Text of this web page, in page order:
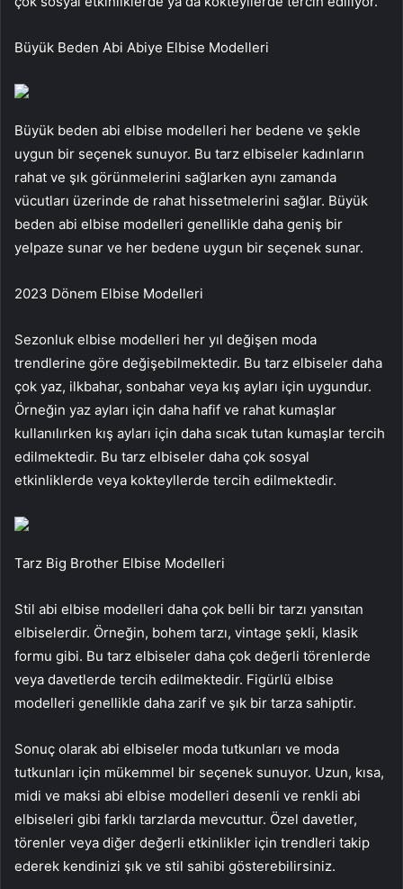
Büyük Beden Abi Abiye Elbise Modelleri
Büyük beden abi elbise modelleri her bedene ve şekle
uygun bir seçenek sunuyor. Bu tarz elbiseler kadınların
rahat ve şık görünmelerini sağlarken aynı zamanda
vücutları üzerinde de rahat hissetmelerini sağlar. Büyük
beden abi elbise modelleri genellikle daha geniş bir
yelpaze sunar ve her bedene uygun bir seçenek sunar.
2023 Dönem Elbise Modelleri
Sezonluk elbise modelleri her yıl değişen moda
trendlerine göre değişebilmektedir. Bu tarz elbiseler daha
çok yaz, ilkbahar, sonbahar veya kış ayları için uygundur.
Örneğin yaz ayları için daha hafif ve rahat kumaşlar
kullanılırken kış ayları için daha sıcak tutan kumaşlar tercih
edilmektedir. Bu tarz elbiseler daha çok sosyal
etkinliklerde veya kokteyllerde tercih edilmektedir.
Tarz Big Brother Elbise Modelleri
Stil abi elbise modelleri daha çok belli bir tarzı yansıtan
elbiselerdir. Örneğin, bohem tarzı, vintage şekli, klasik
formu gibi. Bu tarz elbiseler daha çok değerli törenlerde
veya davetlerde tercih edilmektedir. Figürlü elbise
modelleri genellikle daha zarif ve şık bir tarza sahiptir.
Sonuç olarak abi elbiseler moda tutkunları ve moda
tutkunları için mükemmel bir seçenek sunuyor. Uzun, kısa,
midi ve maksi abi elbise modelleri desenli ve renkli abi
elbiseleri gibi farklı tarzlarda mevcuttur. Özel davetler,
törenler veya diğer değerli etkinlikler için trendleri takip
ederek kendinizi şık ve stil sahibi gösterebilirsiniz.